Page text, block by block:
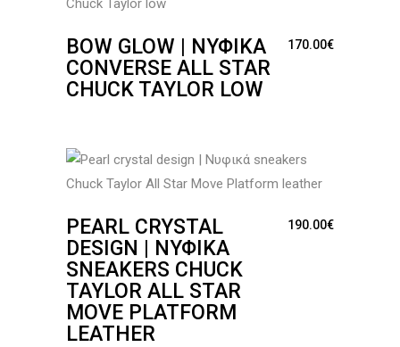
BOW GLOW | ΝΥΦΙΚΆ
CONVERSE ALL STAR
CHUCK TAYLOR LOW
170.00€
PEARL CRYSTAL
DESIGN | ΝΥΦΙΚΆ
SNEAKERS CHUCK
TAYLOR ALL STAR
MOVE PLATFORM
LEATHER
190.00€